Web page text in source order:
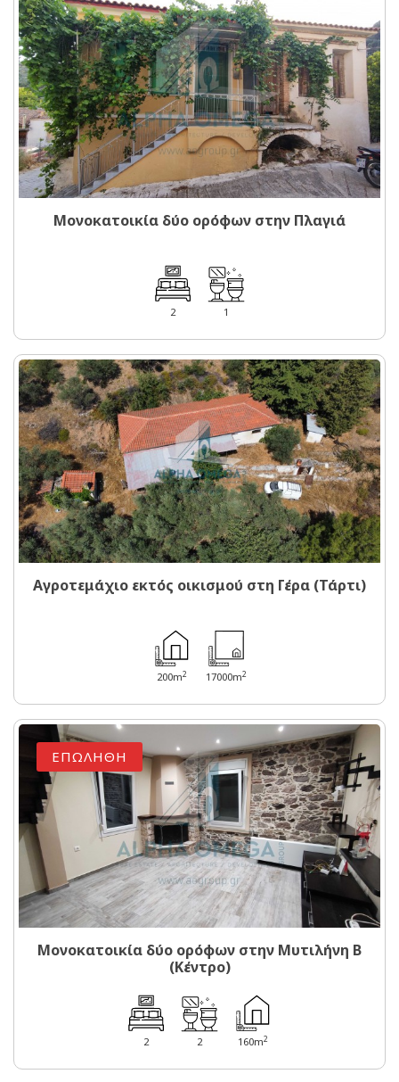
Μονοκατοικία δύο ορόφων στην Πλαγιά
2 1
Αγροτεμάχιο εκτός οικισμού στη Γέρα (Τάρτι)
200m2 17000m2
ΕΠΩΛΗΘΗ
Μονοκατοικία δύο ορόφων στην Μυτιλήνη Β
(Κέντρο)
2 2 160m2